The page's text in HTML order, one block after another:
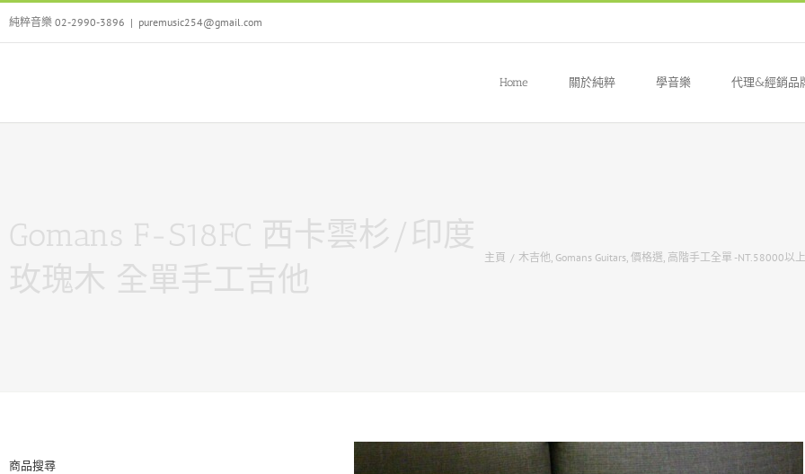
Skip
content
純粹音樂 02-2990-3896 | puremusic254@gmail.com
Home 關於純粹 學音樂 代理&經銷品
Gomans F-S18FC 西卡雲杉/印度
玫瑰木 全單手工吉他
主頁 / 木吉他, Gomans Guitars, 價格選, 高階手工全單 -NT.58000以
商品搜尋